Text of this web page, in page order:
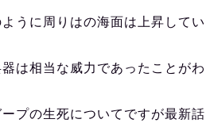
うに周りはの海面は上昇してい
は相当な威力であったことがわ
プの生死についてですが最新話